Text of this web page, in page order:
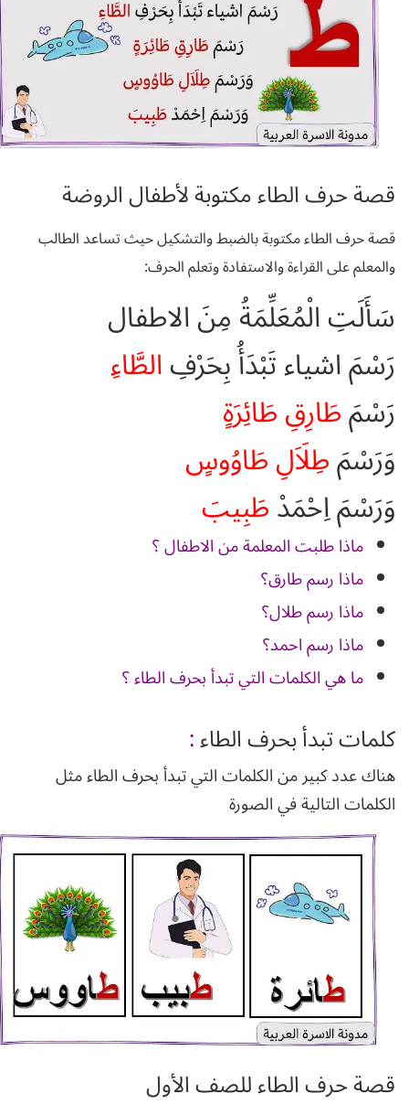
قصة حرف الطاء مكتوبة لأطفال الروضة
قصة حرف الطاء مكتوبة بالضبط والتشكيل حيث تساعد الطالب
والمعلم على القراءة والاستفادة وتعلم الحرف:
سَأَلَتِ الْمُعَلِّمَةُ مِنَ الاطفال
رَسْمَ اشياء تَبْدَأُ بِحَرْفِالطَّاءِ
رَسْمَطَارِقِطَائِرَةٍ
وَرَسْمَطِلَاَلِطَاوُوسٍ
وَرَسْمَ اِحْمَدْطَبِيبَ
ماذا طلبت المعلمة من الاطفال ؟
ماذا رسم طارق؟
ماذا رسم طلال؟
ماذا رسم احمد؟
ما هي الكلمات التي تبدأ بحرف الطاء ؟
كلمات تبدأ بحرفالطاء:
هناك عدد كبير من الكلمات التي تبدأ بحرف الطاء مثل
الكلمات التالية في الصورة
قصة حرف الطاء للصف الأول